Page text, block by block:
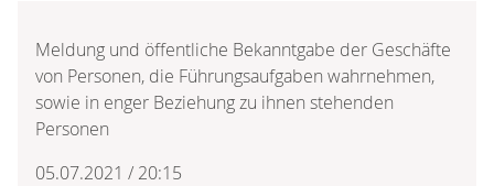
Meldung und öffentliche Bekanntgabe der Geschäfte
von Personen, die Führungsaufgaben wahrnehmen,
sowie in enger Beziehung zu ihnen stehenden
Personen
05.07.2021 / 20:15